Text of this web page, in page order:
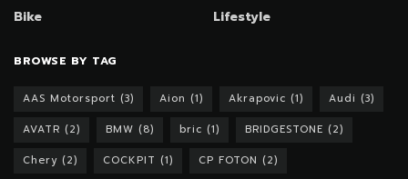
Bike
Lifestyle
BROWSE BY TAG
AAS Motorsport (3) Aion (1) Akrapovic (1) Audi (3)
AVATR (2) BMW (8) bric (1) BRIDGESTONE (2)
Chery (2) COCKPIT (1) CP FOTON (2)